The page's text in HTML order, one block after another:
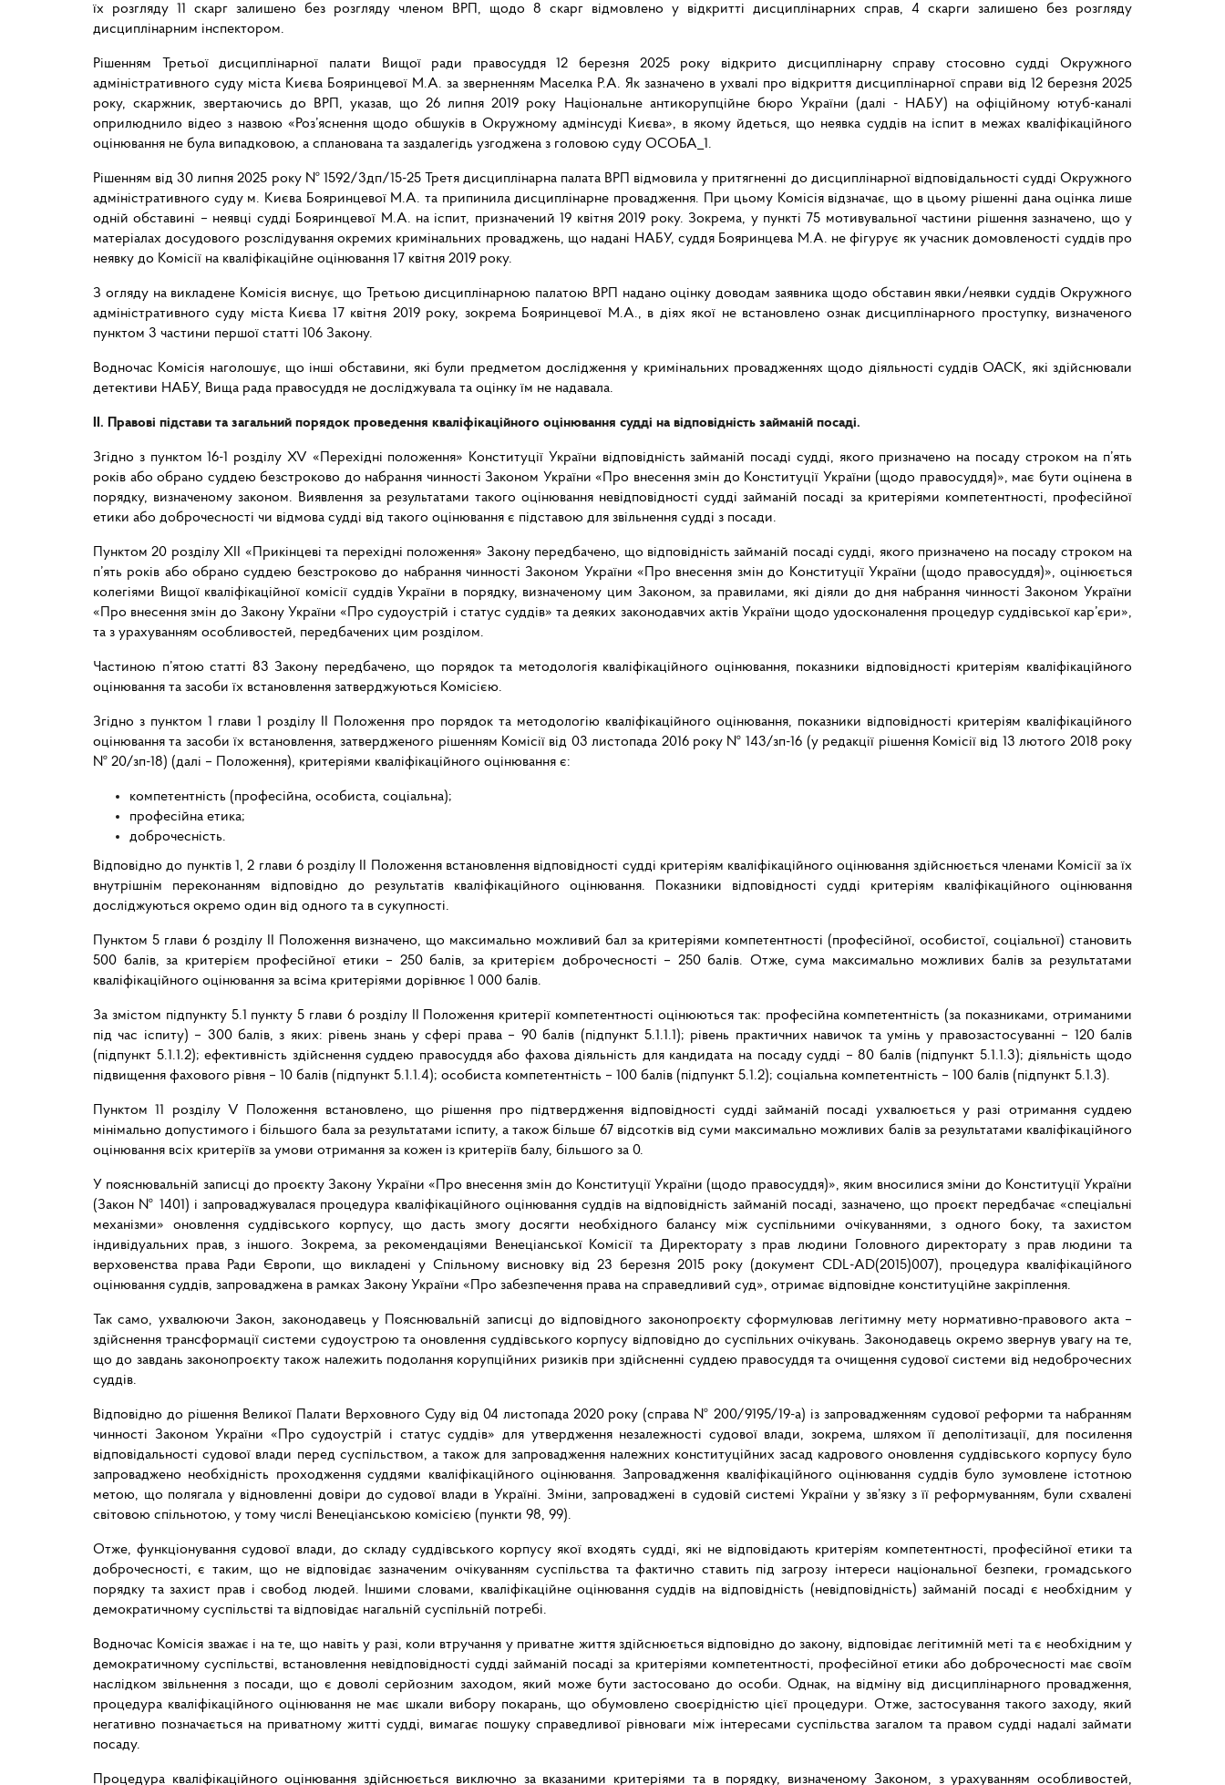
їх розгляду 11 скарг залишено без розгляду членом ВРП, щодо 8 скарг відмовлено у відкритті дисциплінарних справ, 4 скарги залишено без розгляду
дисциплінарним інспектором.
Рішенням Третьої дисциплінарної палати Вищої ради правосуддя 12 березня 2025 року відкрито дисциплінарну справу стосовно судді Окружного
адміністративного суду міста Києва Бояринцевої М.А. за зверненням Маселка Р.А. Як зазначено в ухвалі про відкриття дисциплінарної справи від 12 березня 2025
року, скаржник, звертаючись до ВРП, указав, що 26 липня 2019 року Національне антикорупційне бюро України (далі - НАБУ) на офіційному ютуб-каналі
оприлюднило відео з назвою «Роз’яснення щодо обшуків в Окружному адмінсуді Києва», в якому йдеться, що неявка суддів на іспит в межах кваліфікаційного
оцінювання не була випадковою, а спланована та заздалегідь узгоджена з головою суду ОСОБА_1.
Рішенням від 30 липня 2025 року № 1592/3дп/15-25 Третя дисциплінарна палата ВРП відмовила у притягненні до дисциплінарної відповідальності судді Окружного
адміністративного суду м. Києва Бояринцевої М.А. та припинила дисциплінарне провадження. При цьому Комісія відзначає, що в цьому рішенні дана оцінка лише
одній обставині – неявці судді Бояринцевої М.А. на іспит, призначений 19 квітня 2019 року. Зокрема, у пункті 75 мотивувальної частини рішення зазначено, що у
матеріалах досудового розслідування окремих кримінальних проваджень, що надані НАБУ, суддя Бояринцева М.А. не фігурує як учасник домовленості суддів про
неявку до Комісії на кваліфікаційне оцінювання 17 квітня 2019 року.
З огляду на викладене Комісія виснує, що Третьою дисциплінарною палатою ВРП надано оцінку доводам заявника щодо обставин явки/неявки суддів Окружного
адміністративного суду міста Києва 17 квітня 2019 року, зокрема Бояринцевої М.А., в діях якої не встановлено ознак дисциплінарного проступку, визначеного
пунктом 3 частини першої статті 106 Закону.
Водночас Комісія наголошує, що інші обставини, які були предметом дослідження у кримінальних провадженнях щодо діяльності суддів ОАСК, які здійснювали
детективи НАБУ, Вища рада правосуддя не досліджувала та оцінку їм не надавала.
ІІ. Правові підстави та загальний порядок проведення кваліфікаційного оцінювання судді на відповідність займаній посаді.
Згідно з пунктом 16-1 розділу XV «Перехідні положення» Конституції України відповідність займаній посаді судді, якого призначено на посаду строком на п’ять
років або обрано суддею безстроково до набрання чинності Законом України «Про внесення змін до Конституції України (щодо правосуддя)», має бути оцінена в
порядку, визначеному законом. Виявлення за результатами такого оцінювання невідповідності судді займаній посаді за критеріями компетентності, професійної
етики або доброчесності чи відмова судді від такого оцінювання є підставою для звільнення судді з посади.
Пунктом 20 розділу XII «Прикінцеві та перехідні положення» Закону передбачено, що відповідність займаній посаді судді, якого призначено на посаду строком на
п’ять років або обрано суддею безстроково до набрання чинності Законом України «Про внесення змін до Конституції України (щодо правосуддя)», оцінюється
колегіями Вищої кваліфікаційної комісії суддів України в порядку, визначеному цим Законом, за правилами, які діяли до дня набрання чинності Законом України
«Про внесення змін до Закону України «Про судоустрій і статус суддів» та деяких законодавчих актів України щодо удосконалення процедур суддівської кар’єри»,
та з урахуванням особливостей, передбачених цим розділом.
Частиною п’ятою статті 83 Закону передбачено, що порядок та методологія кваліфікаційного оцінювання, показники відповідності критеріям кваліфікаційного
оцінювання та засоби їх встановлення затверджуються Комісією.
Згідно з пунктом 1 глави 1 розділу ІІ Положення про порядок та методологію кваліфікаційного оцінювання, показники відповідності критеріям кваліфікаційного
оцінювання та засоби їх встановлення, затвердженого рішенням Комісії від 03 листопада 2016 року № 143/зп-16 (у редакції рішення Комісії від 13 лютого 2018 року
№ 20/зп-18) (далі – Положення), критеріями кваліфікаційного оцінювання є:
компетентність (професійна, особиста, соціальна);
професійна етика;
доброчесність.
Відповідно до пунктів 1, 2 глави 6 розділу II Положення встановлення відповідності судді критеріям кваліфікаційного оцінювання здійснюється членами Комісії за їх
внутрішнім переконанням відповідно до результатів кваліфікаційного оцінювання. Показники відповідності судді критеріям кваліфікаційного оцінювання
досліджуються окремо один від одного та в сукупності.
Пунктом 5 глави 6 розділу II Положення визначено, що максимально можливий бал за критеріями компетентності (професійної, особистої, соціальної) становить
500 балів, за критерієм професійної етики – 250 балів, за критерієм доброчесності – 250 балів. Отже, сума максимально можливих балів за результатами
кваліфікаційного оцінювання за всіма критеріями дорівнює 1 000 балів.
За змістом підпункту 5.1 пункту 5 глави 6 розділу ІІ Положення критерії компетентності оцінюються так: професійна компетентність (за показниками, отриманими
під час іспиту) – 300 балів, з яких: рівень знань у сфері права – 90 балів (підпункт 5.1.1.1); рівень практичних навичок та умінь у правозастосуванні – 120 балів
(підпункт 5.1.1.2); ефективність здійснення суддею правосуддя або фахова діяльність для кандидата на посаду судді – 80 балів (підпункт 5.1.1.3); діяльність щодо
підвищення фахового рівня – 10 балів (підпункт 5.1.1.4); особиста компетентність – 100 балів (підпункт 5.1.2); соціальна компетентність – 100 балів (підпункт 5.1.3).
Пунктом 11 розділу V Положення встановлено, що рішення про підтвердження відповідності судді займаній посаді ухвалюється у разі отримання суддею
мінімально допустимого і більшого бала за результатами іспиту, а також більше 67 відсотків від суми максимально можливих балів за результатами кваліфікаційного
оцінювання всіх критеріїв за умови отримання за кожен із критеріїв балу, більшого за 0.
У пояснювальній записці до проєкту Закону України «Про внесення змін до Конституції України (щодо правосуддя)», яким вносилися зміни до Конституції України
(Закон № 1401) і запроваджувалася процедура кваліфікаційного оцінювання суддів на відповідність займаній посаді, зазначено, що проєкт передбачає «спеціальні
механізми» оновлення суддівського корпусу, що дасть змогу досягти необхідного балансу між суспільними очікуваннями, з одного боку, та захистом
індивідуальних прав, з іншого. Зокрема, за рекомендаціями Венеціанської Комісії та Директорату з прав людини Головного директорату з прав людини та
верховенства права Ради Європи, що викладені у Спільному висновку від 23 березня 2015 року (документ CDL-AD(2015)007), процедура кваліфікаційного
оцінювання суддів, запроваджена в рамках Закону України «Про забезпечення права на справедливий суд», отримає відповідне конституційне закріплення.
Так само, ухвалюючи Закон, законодавець у Пояснювальній записці до відповідного законопроєкту сформулював легітимну мету нормативно-правового акта –
здійснення трансформації системи судоустрою та оновлення суддівського корпусу відповідно до суспільних очікувань. Законодавець окремо звернув увагу на те,
що до завдань законопроєкту також належить подолання корупційних ризиків при здійсненні суддею правосуддя та очищення судової системи від недоброчесних
суддів.
Відповідно до рішення Великої Палати Верховного Суду від 04 листопада 2020 року (справа № 200/9195/19-а) із запровадженням судової реформи та набранням
чинності Законом України «Про судоустрій і статус суддів» для утвердження незалежності судової влади, зокрема, шляхом її деполітизації, для посилення
відповідальності судової влади перед суспільством, а також для запровадження належних конституційних засад кадрового оновлення суддівського корпусу було
запроваджено необхідність проходження суддями кваліфікаційного оцінювання. Запровадження кваліфікаційного оцінювання суддів було зумовлене істотною
метою, що полягала у відновленні довіри до судової влади в Україні. Зміни, запроваджені в судовій системі України у зв’язку з її реформуванням, були схвалені
світовою спільнотою, у тому числі Венеціанською комісією (пункти 98, 99).
Отже, функціонування судової влади, до складу суддівського корпусу якої входять судді, які не відповідають критеріям компетентності, професійної етики та
доброчесності, є таким, що не відповідає зазначеним очікуванням суспільства та фактично ставить під загрозу інтереси національної безпеки, громадського
порядку та захист прав і свобод людей. Іншими словами, кваліфікаційне оцінювання суддів на відповідність (невідповідність) займаній посаді є необхідним у
демократичному суспільстві та відповідає нагальній суспільній потребі.
Водночас Комісія зважає і на те, що навіть у разі, коли втручання у приватне життя здійснюється відповідно до закону, відповідає легітимній меті та є необхідним у
демократичному суспільстві, встановлення невідповідності судді займаній посаді за критеріями компетентності, професійної етики або доброчесності має своїм
наслідком звільнення з посади, що є доволі серйозним заходом, який може бути застосовано до особи. Однак, на відміну від дисциплінарного провадження,
процедура кваліфікаційного оцінювання не має шкали вибору покарань, що обумовлено своєрідністю цієї процедури. Отже, застосування такого заходу, який
негативно позначається на приватному житті судді, вимагає пошуку справедливої рівноваги між інтересами суспільства загалом та правом судді надалі займати
посаду.
Процедура кваліфікаційного оцінювання здійснюється виключно за вказаними критеріями та в порядку, визначеному Законом, з урахуванням особливостей,